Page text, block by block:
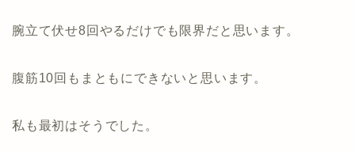
腕立て伏せ8回やるだけでも限界だと思います。
腹筋10回もまともにできないと思います。
私も最初はそうでした。